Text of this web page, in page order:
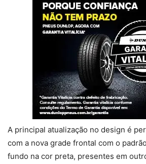
A principal atualização no design é
com a nova grade frontal com o
fundo na cor preta, presentes em